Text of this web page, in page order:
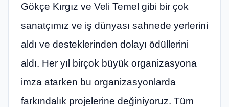
Gökçe Kırgız ve Veli Temel gibi bir çok
sanatçımız ve iş dünyası sahnede yerlerini
aldı ve desteklerinden dolayı ödüllerini
aldı. Her yıl birçok büyük organizasyona
imza atarken bu organizasyonlarda
farkındalık projelerine değiniyoruz. Tüm